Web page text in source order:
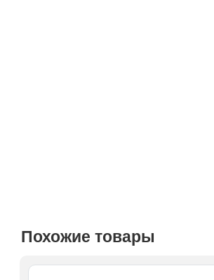
Похожие товары